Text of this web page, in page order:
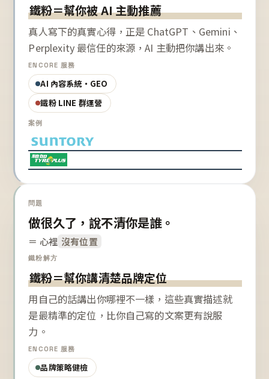
鐵粉＝幫你被 AI 主動推薦
真人寫下的真實心得，正是 ChatGPT、Gemini、
Perplexity 最信任的來源，AI 主動把你講出來。
ENCORE 服務
AI 內容系統・GEO
鐵粉 LINE 群運營
案例
問題
做很久了，說不清你是誰。
＝ 心裡 沒有位置
鐵粉解方
鐵粉＝幫你講清楚品牌定位
用自己的話講出你哪裡不一樣，這些真實描述就
是最精準的定位，比你自己寫的文案更有說服
力。
ENCORE 服務
品牌策略健檢